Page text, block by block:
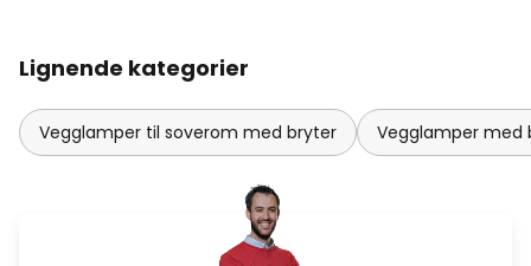
Lignende kategorier
Vegglamper til soverom med bryter Vegglamper med